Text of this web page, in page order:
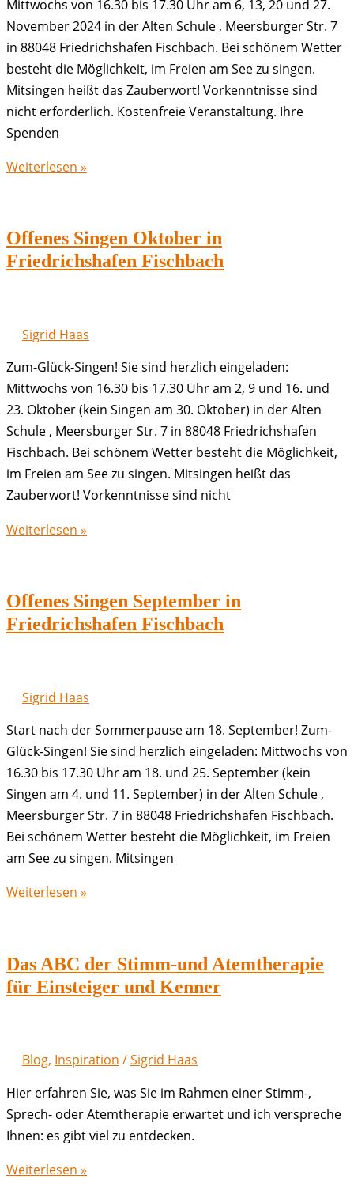
Mittwochs von 16.30 bis 17.30 Uhr am 6, 13, 20 und 27.
November 2024 in der Alten Schule , Meersburger Str. 7
in 88048 Friedrichshafen Fischbach. Bei schönem Wetter
besteht die Möglichkeit, im Freien am See zu singen.
Mitsingen heißt das Zauberwort! Vorkenntnisse sind
nicht erforderlich. Kostenfreie Veranstaltung. Ihre
Spenden
Offenes
in
Friedrichshafen
Fischbach
Weiterlesen »
Offenes Singen Oktober in
Friedrichshafen Fischbach
Sigrid Haas
Zum-Glück-Singen! Sie sind herzlich eingeladen:
Mittwochs von 16.30 bis 17.30 Uhr am 2, 9 und 16. und
23. Oktober (kein Singen am 30. Oktober) in der Alten
Schule , Meersburger Str. 7 in 88048 Friedrichshafen
Fischbach. Bei schönem Wetter besteht die Möglichkeit,
im Freien am See zu singen. Mitsingen heißt das
Zauberwort! Vorkenntnisse sind nicht
Offenes
in
Friedrichshafen
Fischbach
Weiterlesen »
Offenes Singen September in
Friedrichshafen Fischbach
Sigrid Haas
Start nach der Sommerpause am 18. September! Zum-
Glück-Singen! Sie sind herzlich eingeladen: Mittwochs von
16.30 bis 17.30 Uhr am 18. und 25. September (kein
Singen am 4. und 11. September) in der Alten Schule ,
Meersburger Str. 7 in 88048 Friedrichshafen Fischbach.
Bei schönem Wetter besteht die Möglichkeit, im Freien
am See zu singen. Mitsingen
Offenes
in
Friedrichshafen
Fischbach
Weiterlesen »
Das ABC der Stimm-und Atemtherapie
für Einsteiger und Kenner
Blog, Inspiration /Sigrid Haas
Hier erfahren Sie, was Sie im Rahmen einer Stimm-,
Sprech- oder Atemtherapie erwartet und ich verspreche
Ihnen: es gibt viel zu entdecken.
Das
Weiterlesen »